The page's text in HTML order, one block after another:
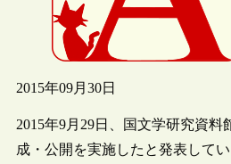
2015年09月30日
2015年9月29日、国文学研究資
成・公開を実施したと発表して